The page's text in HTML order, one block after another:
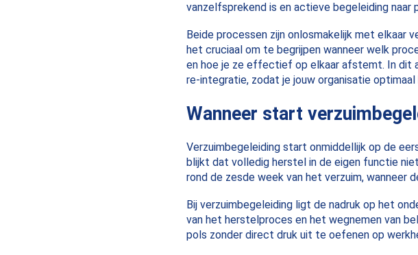
vanzelfsprekend is en actieve begeleiding naar
Beide processen zijn onlosmakelijk met elkaar
het cruciaal om te begrijpen wanneer welk
en hoe je ze effectief op elkaar afstemt. In dit
re-integratie, zodat je jouw organisatie
Wanneer start
Verzuimbegeleiding start onmiddellijk op de
blijkt dat volledig herstel in de eigen functie
rond de zesde week van het verzuim, wanneer
Bij verzuimbegeleiding ligt de nadruk op het
van het herstelproces en het wegnemen van
pols zonder direct druk uit te oefenen op